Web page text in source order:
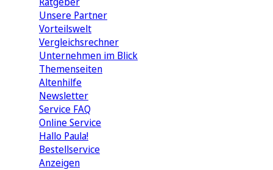
Unsere Partner
Vorteilswelt
Vergleichsrechner
Unternehmen im Blick
Themenseiten
Altenhilfe
Newsletter
Service FAQ
Online Service
Hallo Paula!
Bestellservice
Anzeigen